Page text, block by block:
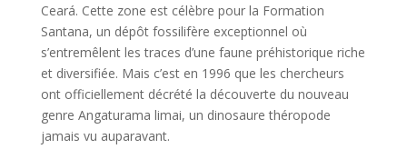
Ceará. Cette zone est célèbre pour la Formation
Santana, un dépôt fossilifère exceptionnel où
s’entremêlent les traces d’une faune préhistorique riche
et diversifiée. Mais c’est en 1996 que les chercheurs
ont officiellement décrété la découverte du nouveau
genre Angaturama limai, un dinosaure théropode
jamais vu auparavant.